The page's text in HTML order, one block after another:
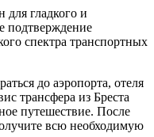
для гладкого и
подтверждение
спектра транспортных
до аэропорта, отеля
трансфера из Бреста
путешествие. После
всю необходимую